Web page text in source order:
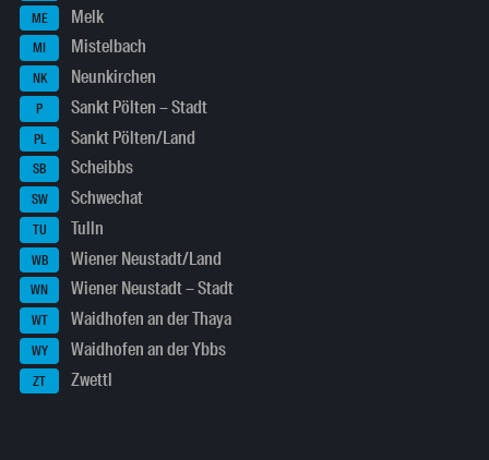
ME Melk
MI Mistelbach
NK Neunkirchen
P Sankt Pölten – Stadt
PL Sankt Pölten/Land
SB Scheibbs
SW Schwechat
TU Tulln
WB Wiener Neustadt/Land
WN Wiener Neustadt – Stadt
WT Waidhofen an der Thaya
WY Waidhofen an der Ybbs
ZT Zwettl